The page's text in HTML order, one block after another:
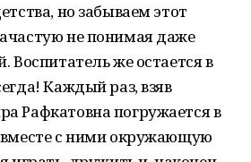
но забываем этот
не понимая даже
Воспитатель же остается в
Каждый раз, взяв
Рафкатовна погружается в
с ними окружающую